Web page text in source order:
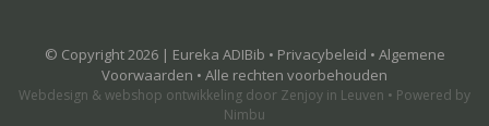
© Copyright 2026 | Eureka ADIBib • Privacybeleid • Algemene
Voorwaarden • Alle rechten voorbehouden
Webdesign & webshop ontwikkeling door Zenjoy in Leuven • Powered by
Nimbu